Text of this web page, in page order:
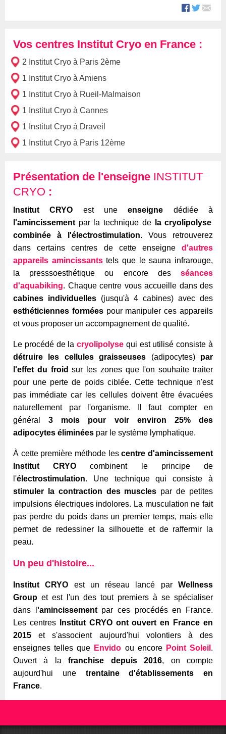
Vos centres Institut Cryo en France :
2 Institut Cryo à Paris 2ème
1 Institut Cryo à Amiens
1 Institut Cryo à Rueil-Malmaison
1 Institut Cryo à Cannes
1 Institut Cryo à Draveil
1 Institut Cryo à Paris 12ème
Présentation de l'enseigne INSTITUT
CRYO :
Institut CRYO est une enseigne dédiée à
l'amincissement par la technique dela cryolipolyse
combinée à l'électrostimulation. Vous retrouverez
dans certains centres de cette enseigne d'autres
appareils amincissantstels que le sauna infrarouge,
la presssoesthétique ou encore des séances
d'aquabiking. Chaque centre vous accueille dans des
cabines individuelles (jusqu'à 4 cabines) avec des
esthéticiennes forméespour manipuler ces appareils
et vous proposer un accompagnement de qualité.
Le procédé de lacryolipolyse qui est utilisé consiste à
détruire les cellules graisseuses (adipocytes) par
l'effet du froid sur les zones que l'on souhaite traiter
pour une perte de poids ciblée. Cette technique n'est
pas immédiate car les cellules doivent être évacuées
naturellement par l'organisme. Il faut compter en
général3 mois pour voir environ 25% des
adipocytes éliminées par le système lymphatique.
À cette première méthode lescentre d'amincissement
Institut CRYO combinent le principe de
l'électrostimulation. Une technique qui consiste à
stimuler la contraction des muscles par de petites
impulsions électriques indolores. La musculation ne fait
pas perdre du poids dans un premier temps, mais elle
permet de redessiner la silhouette et de raffermir la
peau.
Un peu d'histoire...
Institut CRYO est un réseau lancé parWellness
Group et est l'un des tout premiers à se spécialiser
dans l 'amincissementpar ces procédés en France.
Les centres
Institut CRYO ont ouvert en France en
2015 et s'associent aujourd'hui volontiers à des
enseignes telles que Envido ou encore Point Soleil .
Ouvert à lafranchise depuis 2016, on compte
aujourd'hui une trentaine d'établissements en
France.